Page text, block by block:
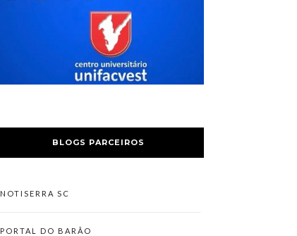
BLOGS PARCEIROS
NOTISERRA SC
PORTAL DO BARÃO